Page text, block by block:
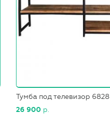
Тумба под телевизор 6828
26 900 р.